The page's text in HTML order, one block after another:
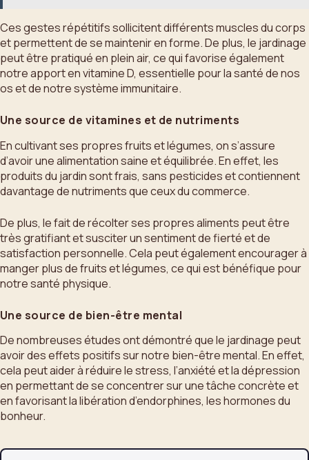
Ces gestes répétitifs sollicitent différents muscles du corps
et permettent de se maintenir en forme. De plus, le jardinage
peut être pratiqué en plein air, ce qui favorise également
notre apport en vitamine D, essentielle pour la santé de nos
os et de notre système immunitaire.
Une source de vitamines et de nutriments
En cultivant ses propres fruits et légumes, on s’assure
d’avoir une alimentation saine et équilibrée. En effet, les
produits du jardin sont frais, sans pesticides et contiennent
davantage de nutriments que ceux du commerce.
De plus, le fait de récolter ses propres aliments peut être
très gratifiant et susciter un sentiment de fierté et de
satisfaction personnelle. Cela peut également encourager à
manger plus de fruits et légumes, ce qui est bénéfique pour
notre santé physique.
Une source de bien-être mental
De nombreuses études ont démontré que le jardinage peut
avoir des effets positifs sur notre bien-être mental. En effet,
cela peut aider à réduire le stress, l’anxiété et la dépression
en permettant de se concentrer sur une tâche concrète et
en favorisant la libération d’endorphines, les hormones du
bonheur.